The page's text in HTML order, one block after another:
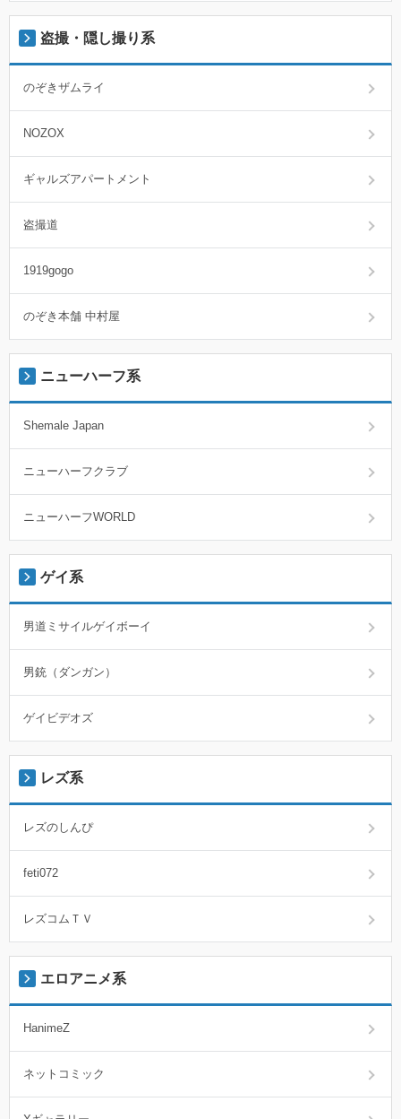
盗撮・隠し撮り系
のぞきザムライ
NOZOX
ギャルズアパートメント
盗撮道
1919gogo
のぞき本舗 中村屋
ニューハーフ系
Shemale Japan
ニューハーフクラブ
ニューハーフWORLD
ゲイ系
男道ミサイルゲイボーイ
男銃（ダンガン）
ゲイビデオズ
レズ系
レズのしんぴ
feti072
レズコムＴＶ
エロアニメ系
HanimeZ
ネットコミック